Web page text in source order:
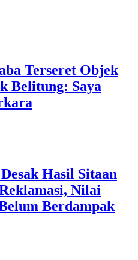
Terseret Objek
Belitung: Saya
Hasil Sitaan
Nilai
Berdampak